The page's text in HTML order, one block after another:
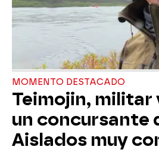
MOMENTO DESTACADO
Teimojin, militar
un concursante
Aislados muy